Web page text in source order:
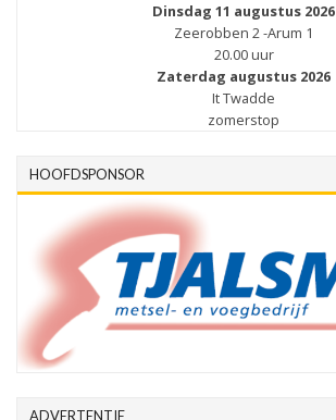
Dinsdag 11 augustus 2026
Zeerobben 2 -Arum 1
20.00 uur
Zaterdag augustus 2026
It Twadde
zomerstop
HOOFDSPONSOR
ADVERTENTIE